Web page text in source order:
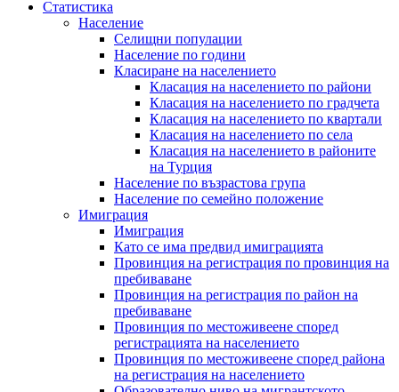
Статистика
Население
Селищни популации
Население по години
Класиране на населението
Класация на населението по райони
Класация на населението по градчета
Класация на населението по квартали
Класация на населението по села
Класация на населението в районите
на Турция
Население по възрастова група
Население по семейно положение
Имиграция
Имиграция
Като се има предвид имиграцията
Провинция на регистрация по провинция на
пребиваване
Провинция на регистрация по район на
пребиваване
Провинция по местоживеене според
регистрацията на населението
Провинция по местоживеене според района
на регистрация на населението